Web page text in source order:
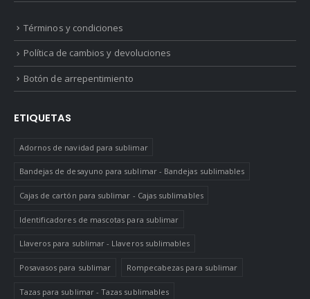
Términos y condiciones
Política de cambios y devoluciones
Botón de arrepentimiento
ETIQUETAS
Adornos de navidad para sublimar
Bandejas de desayuno para sublimar - Bandejas sublimables
Cajas de cartón para sublimar - Cajas sublimables
Identificadores de mascotas para sublimar
Llaveros para sublimar - Llaveros sublimables
Posavasos para sublimar Rompecabezas para sublimar
Tazas para sublimar - Tazas sublimables